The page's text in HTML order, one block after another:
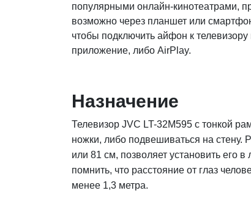
популярными онлайн-кинотеатрами,
возможно через планшет или
чтобы подключить айфон к
приложение, либо AirPlay.
Назначение
Телевизор JVC LT-32M595 с тонкой
ножки, либо подвешиваться на стену.
или 81 см, позволяет установить его
помнить, что расстояние от глаз
менее 1,3 метра.